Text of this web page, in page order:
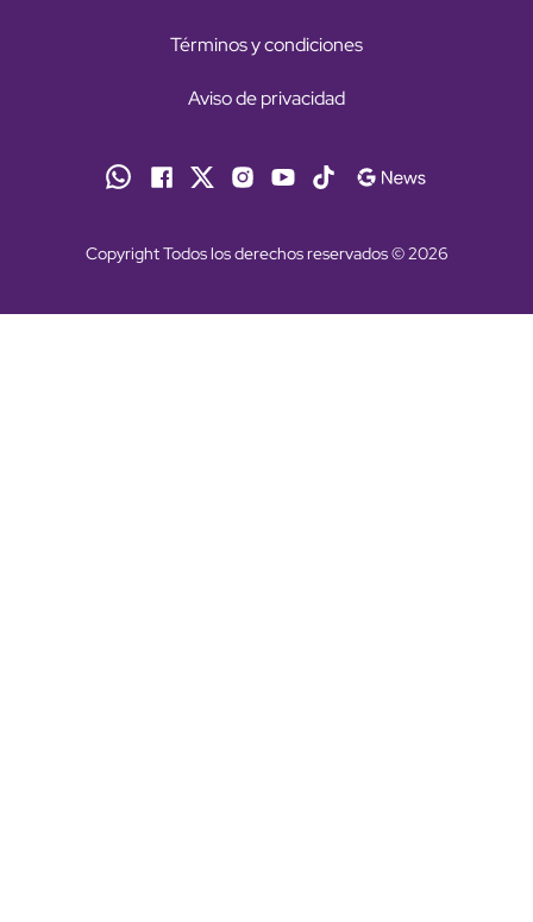
Términos y condiciones
Aviso de privacidad
Copyright Todos los derechos reservados © 2026